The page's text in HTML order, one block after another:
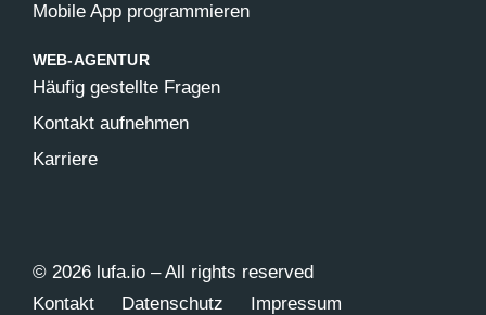
Mobile App programmieren
WEB-AGENTUR
Häufig gestellte Fragen
Kontakt aufnehmen
Karriere
© 2026 lufa.io – All rights reserved
Kontakt
Datenschutz Impressum